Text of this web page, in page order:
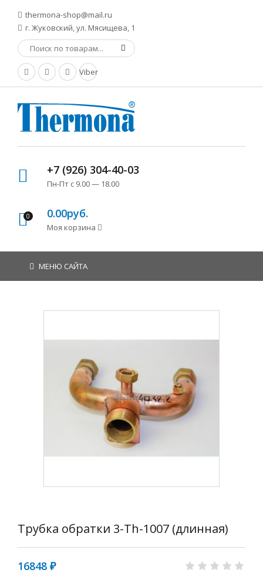
thermona-shop@mail.ru
г. Жуковский, ул. Мясищева, 1
Viber
+7 (926) 304-40-03
Пн-Пт с 9.00 — 18.00
0 0.00руб.
Моя корзина
МЕНЮ САЙТА
Tрубка обратки 3-Th-1007 (длинная)
16848 ₽